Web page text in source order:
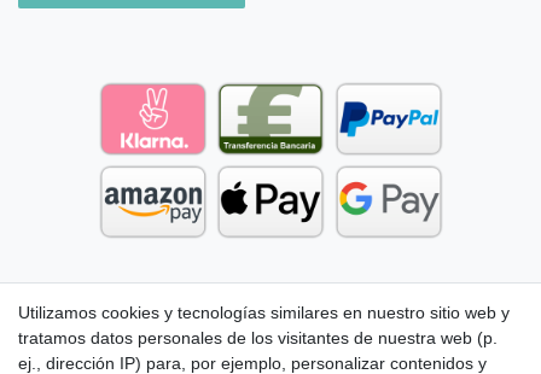
Utilizamos cookies y tecnologías similares en nuestro sitio web y
tratamos datos personales de los visitantes de nuestra web (p.
ej., dirección IP) para, por ejemplo, personalizar contenidos y